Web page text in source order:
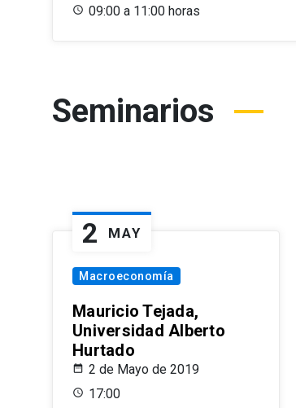
09:00 a 11:00 horas
Seminarios
2 MAY
Macroeconomía
Mauricio Tejada,
Universidad Alberto
Hurtado
2 de Mayo de 2019
17:00